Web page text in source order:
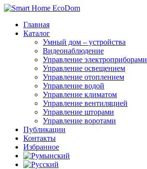
Главная
Каталог
Умный дом – устройства
Видеонаблюдение
Управление электроприборами
Управление освещением
Управление отоплением
Управление водой
Управление климатом
Управление вентиляцией
Управление шторами
Управление воротами
Публикации
Контакты
Избранное